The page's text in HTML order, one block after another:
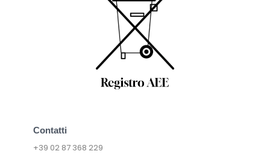
Contatti
+39 02 87 368 229